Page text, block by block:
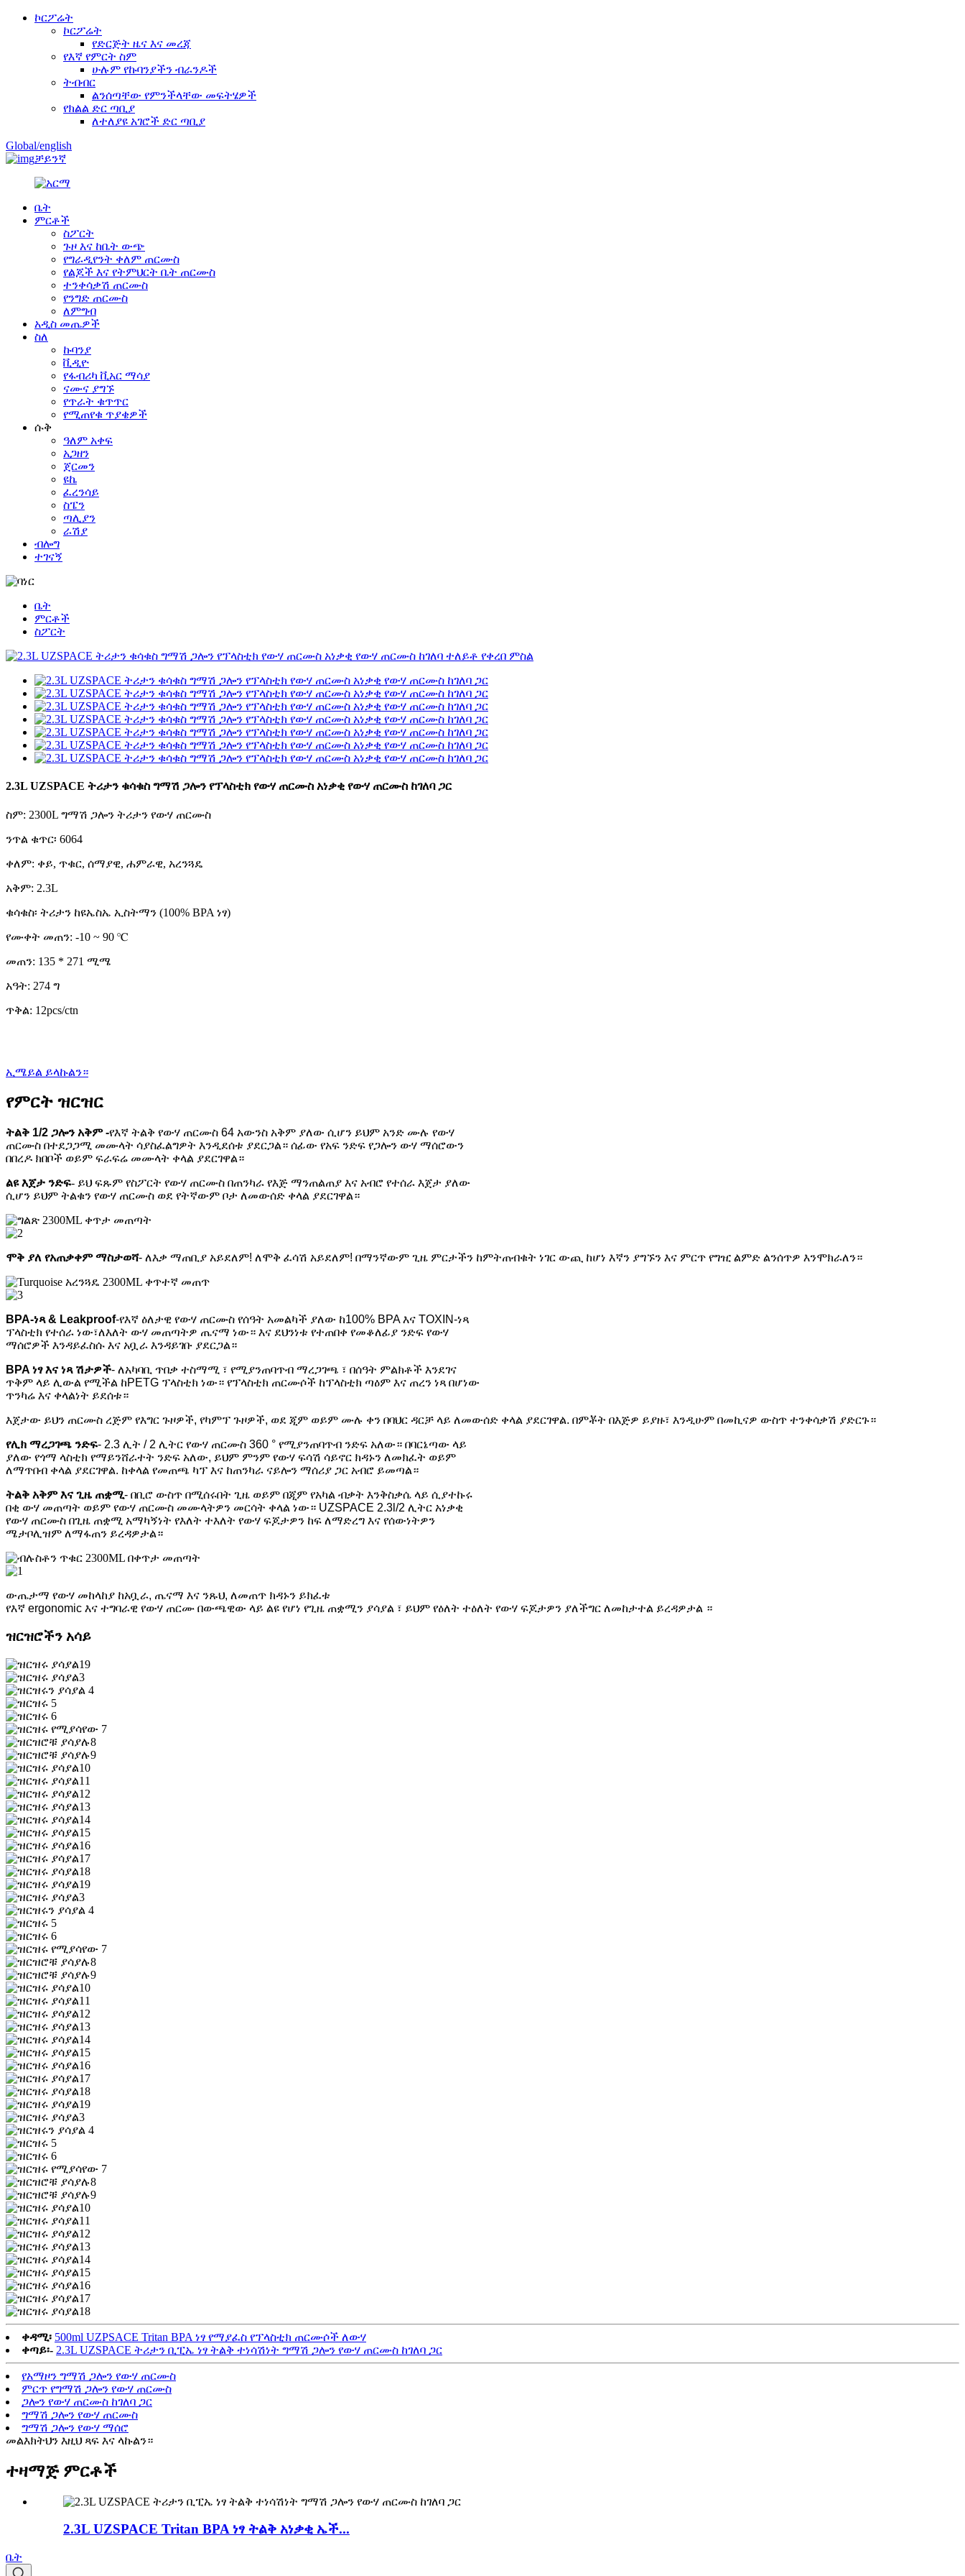
ኮርፖሬት
ኮርፖሬት
የድርጅት ዜና እና መረጃ
የእኛ የምርት ስም
ሁሉም የኩባንያችን ብራንዶች
ትብብር
ልንሰጣቸው የምንችላቸው መፍትሄዎች
የክልል ድር ጣቢያ
ለተለያዩ አገሮች ድር ጣቢያ
Global/english
ቻይንኛ
ቤት
ምርቶች
ስፖርት
ጉዞ እና ከቤት ውጭ
የግራዲየንት ቀለም ጠርሙስ
የልጆች እና የትምህርት ቤት ጠርሙስ
ተንቀሳቃሽ ጠርሙስ
የንግድ ጠርሙስ
ለምግብ
አዲስ መጤዎች
ስለ
ኩባንያ
ቪዲዮ
የፋብሪካ ቪአር ማሳያ
ናሙና ያግኙ
የጥራት ቁጥጥር
የሚጠየቁ ጥያቄዎች
ሱቅ
ዓለም አቀፍ
አጋዘን
ጀርመን
ዩኬ
ፈረንሳይ
ስፔን
ጣሊያን
ራሽያ
ብሎግ
ተገናኝ
ቤት
ምርቶች
ስፖርት
2.3L UZSPACE ትሪታን ቁሳቁስ ግማሽ ጋሎን የፕላስቲክ የውሃ ጠርሙስ አነቃቂ የውሃ ጠርሙስ ከገለባ ጋር
ስም: 2300L ግማሽ ጋሎን ትሪታን የውሃ ጠርሙስ
ንጥል ቁጥር፡ 6064
ቀለም: ቀይ, ጥቁር, ሰማያዊ, ሐምራዊ, አረንጓዴ
አቅም: 2.3L
ቁሳቁስ፡ ትሪታን ከዩኤስኤ ኢስትማን (100% BPA ነፃ)
የሙቀት መጠን: -10 ~ 90 ℃
መጠን: 135 * 271 ሚሜ
አዓት: 274 ግ
ጥቅል: 12pcs/ctn
ኢሜይል ይላኩልን።
የምርት ዝርዝር
ትልቅ 1/2 ጋሎን አቅም -የእኛ ትልቅ የውሃ ጠርሙስ 64 አውንስ አቅም ያለው ሲሆን ይህም አንድ ሙሉ የውሃ
ጠርሙስ በተደጋጋሚ መሙላት ሳያስፈልግዎት እንዲደሰቱ ያደርጋል። ሰፊው የአፍ ንድፍ የጋሎን ውሃ ማሰሮውን
በበረዶ ክበቦች ወይም ፍራፍሬ መሙላት ቀላል ያደርገዋል።
ልዩ እጀታ ንድፍ- ይህ ፍጹም የስፖርት የውሃ ጠርሙስ በጠንካራ የእጅ ማንጠልጠያ እና አብሮ የተሰራ እጀታ ያለው
ሲሆን ይህም ትልቁን የውሃ ጠርሙስ ወደ የትኛውም ቦታ ለመውሰድ ቀላል ያደርገዋል።
ሞቅ ያለ የአጠቃቀም ማስታወሻ- ለእቃ ማጠቢያ አይደለም! ለሞቅ ፈሳሽ አይደለም! በማንኛውም ጊዜ ምርታችን ከምትጠብቁት ነገር ውጪ ከሆነ እኛን ያግኙን እና ምርጥ የግዢ ልምድ ልንሰጥዎ እንሞክራለን።
BPA-ነጻ & Leakproof-የእኛ ዕለታዊ የውሃ ጠርሙስ የሰዓት አመልካች ያለው ከ100% BPA እና TOXIN-ነጻ
ፕላስቲክ የተሰራ ነው፣ለእለት ውሃ መጠጣትዎ ጤናማ ነው። እና ደህንነቱ የተጠበቀ የመቆለፊያ ንድፍ የውሃ
ማሰሮዎች እንዳይፈስሱ እና አቧራ እንዳይገቡ ያደርጋል።
BPA ነፃ እና ነጻ ሽታዎች- ለአካባቢ ጥበቃ ተስማሚ ፣ የሚያንጠባጥብ ማረጋገጫ ፣ በሰዓት ምልክቶች እንደገና
ጥቅም ላይ ሊውል የሚችል ከPETG ፕላስቲክ ነው። የፕላስቲክ ጠርሙሶች ከፕላስቲክ ጣዕም እና ጠረን ነጻ በሆነው
ጥንካሬ እና ቀላልነት ይደሰቱ።
እጀታው ይህን ጠርሙስ ረጅም የእግር ጉዞዎች, የካምፕ ጉዞዎች, ወደ ጂም ወይም ሙሉ ቀን በባህር ዳርቻ ላይ ለመውሰድ ቀላል ያደርገዋል. በምቾት በእጅዎ ይያዙ፣ እንዲሁም በመኪናዎ ውስጥ ተንቀሳቃሽ ያድርጉ።
የሊክ ማረጋገጫ ንድፍ- 2.3 ሊት / 2 ሊትር የውሃ ጠርሙስ 360 ° የሚያንጠባጥብ ንድፍ አለው። በባርኔጣው ላይ
ያለው የጎማ ላስቲክ የማይንሸራተት ንድፍ አለው, ይህም ምንም የውሃ ፍሳሽ ሳይኖር ክዳኑን ለመክፈት ወይም
ለማጥበብ ቀላል ያደርገዋል. ከቀላል የመጠጫ ካፕ እና ከጠንካራ ናይሎን ማሰሪያ ጋር አብሮ ይመጣል።
ትልቅ አቅም እና ጊዜ ጠቋሚ- በቢሮ ውስጥ በሚሰሩበት ጊዜ ወይም በጂም የአካል ብቃት እንቅስቃሴ ላይ ሲያተኩሩ
በቂ ውሃ መጠጣት ወይም የውሃ ጠርሙስ መሙላትዎን መርሳት ቀላል ነው። UZSPACE 2.3l/2 ሊትር አነቃቂ
የውሃ ጠርሙስ በጊዜ ጠቋሚ አማካኝነት የእለት ተእለት የውሃ ፍጆታዎን ከፍ ለማድረግ እና የሰውነትዎን
ሜታቦሊዝም ለማፋጠን ይረዳዎታል።
ውጤታማ የውሃ መከላከያ ከአቧራ, ጤናማ እና ንጹህ, ለመጠጥ ክዳኑን ይክፈቱ
የእኛ ergonomic እና ተግባራዊ የውሃ ጠርሙ በውጫዊው ላይ ልዩ የሆነ የጊዜ ጠቋሚን ያሳያል ፣ ይህም የዕለት ተዕለት የውሃ ፍጆታዎን ያለችግር ለመከታተል ይረዳዎታል ።
ዝርዝሮችን አሳይ
ቀዳሚ፡ 500ml UZPSACE Tritan BPA ነፃ የማያፈስ የፕላስቲክ ጠርሙሶች ለውሃ
ቀጣይ፡- 2.3L UZSPACE ትሪታን ቢፒኤ ነፃ ትልቅ ተነሳሽነት ግማሽ ጋሎን የውሃ ጠርሙስ ከገለባ ጋር
የአማዞን ግማሽ ጋሎን የውሃ ጠርሙስ
ምርጥ የግማሽ ጋሎን የውሃ ጠርሙስ
ጋሎን የውሃ ጠርሙስ ከገለባ ጋር
ግማሽ ጋሎን የውሃ ጠርሙስ
ግማሽ ጋሎን የውሃ ማሰሮ
መልእክትህን እዚህ ጻፍ እና ላኩልን።
ተዛማጅ ምርቶች
2.3L UZSPACE Tritan BPA ነፃ ትልቅ አነቃቂ ኤች...
ቤት